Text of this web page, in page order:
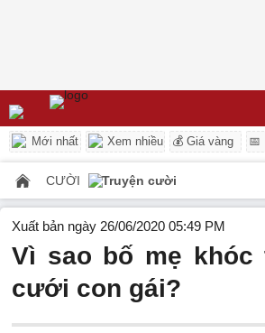
Mới nhất Xem nhiều 💰 Giá vàng 📅
CƯỜI Truyện cười
Xuất bản ngày 26/06/2020 05:49 PM
Vì sao bố mẹ khóc
cưới con gái?